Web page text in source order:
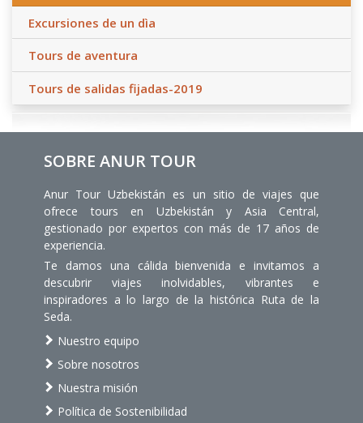
Excursiones de un dìa
Tours de aventura
Tours de salidas fijadas-2019
SOBRE ANUR TOUR
Anur Tour Uzbekistán es un sitio de viajes que
ofrece tours en Uzbekistán y Asia Central,
gestionado por expertos con más de 17 años de
experiencia.
Te damos una cálida bienvenida e invitamos a
descubrir viajes inolvidables, vibrantes e
inspiradores a lo largo de la histórica Ruta de la
Seda.
Nuestro equipo
Sobre nosotros
Nuestra misión
Política de Sostenibilidad